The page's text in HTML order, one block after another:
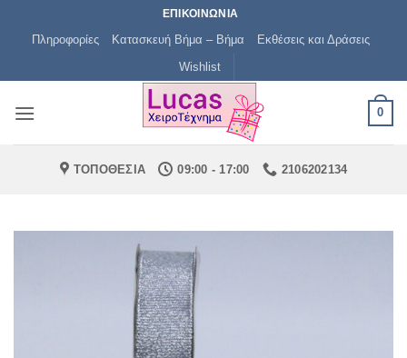
ΕΠΙΚΟΙΝΩΝΙΑ
Πληροφορίες Κατασκευή Βήμα – Βήμα
Εκθέσεις και Δράσεις
Wishlist
0
ΤΟΠΟΘΕΣΙΑ 09:00 - 17:00 2106202134